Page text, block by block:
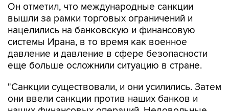
Он отметил, что международные санкции
вышли за рамки торговых ограничений и
нацелились на банковскую и финансовую
системы Ирана, в то время как военное
давление и давление в сфере безопасности
еще больше осложнили ситуацию в стране.
"Санкции существовали, и они усилились. Затем
они ввели санкции против наших банков и